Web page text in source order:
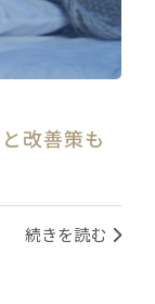
改善策も
続きを読む